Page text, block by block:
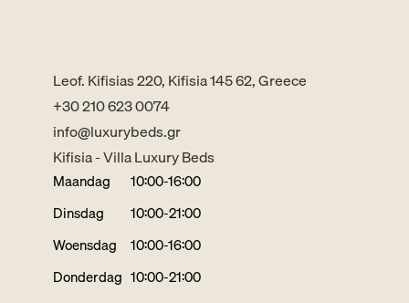
Leof. Kifisias 220, Kifisia 145 62, Greece
+30 210 623 0074
info@luxurybeds.gr
Kifisia - Villa Luxury Beds
Maandag
Dinsdag
Woensdag
Donderdag
10:00-16:00
10:00-21:00
10:00-16:00
10:00-21:00